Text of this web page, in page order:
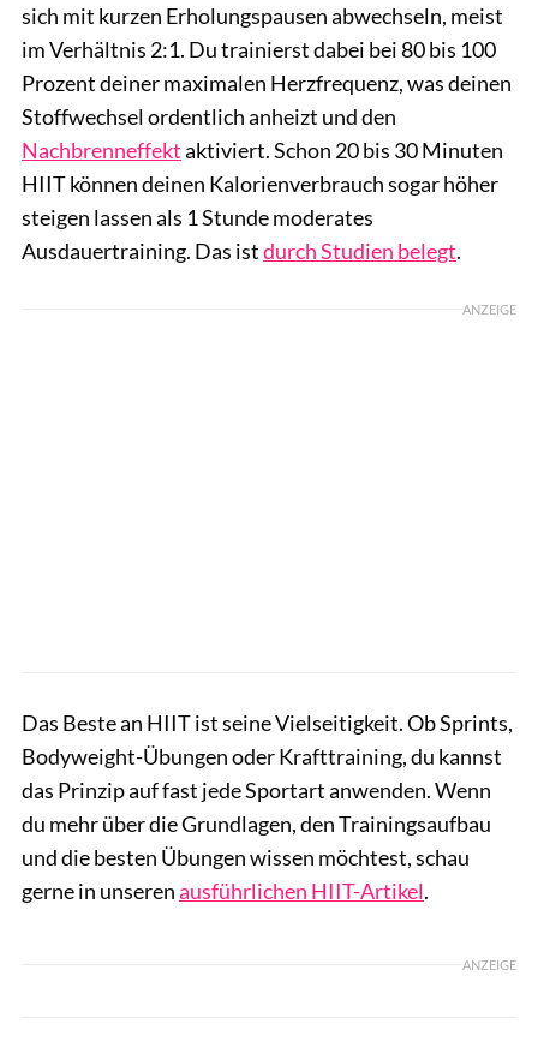
sich mit kurzen Erholungspausen abwechseln, meist
im Verhältnis 2:1. Du trainierst dabei bei 80 bis 100
Prozent deiner maximalen Herzfrequenz, was deinen
Stoffwechsel ordentlich anheizt und den
Nachbrenneffektaktiviert. Schon 20 bis 30 Minuten
HIIT können deinen Kalorienverbrauch sogar höher
steigen lassen als 1 Stunde moderates
Ausdauertraining. Das istdurch Studien belegt.
ANZEIGE
Das Beste an HIIT ist seine Vielseitigkeit. Ob Sprints,
Bodyweight-Übungen oder Krafttraining, du kannst
das Prinzip auf fast jede Sportart anwenden. Wenn
du mehr über die Grundlagen, den Trainingsaufbau
und die besten Übungen wissen möchtest, schau
gerne in unserenausführlichen HIIT-Artikel.
ANZEIGE